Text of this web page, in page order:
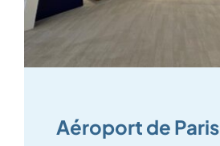
Aéroport de Paris